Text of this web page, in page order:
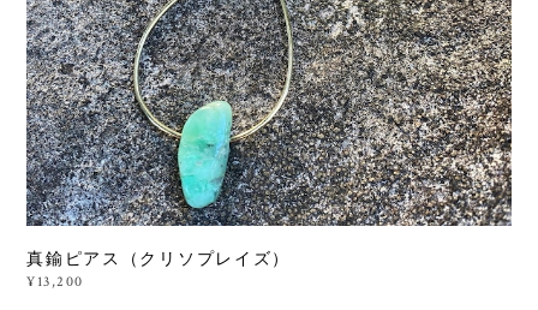
真鍮ピアス（クリソプレイズ）
¥13,200